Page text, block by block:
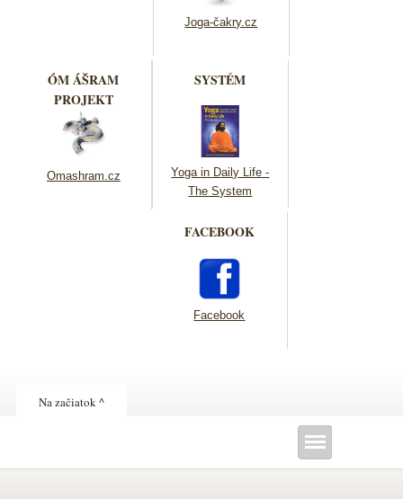
Joga-čakry.cz
ÓM ÁŠRAM
PROJEKT
Omashram.cz
SYSTÉM
Yoga in Daily Life -
The System
FACEBOOK
Facebook
Na začiatok ^